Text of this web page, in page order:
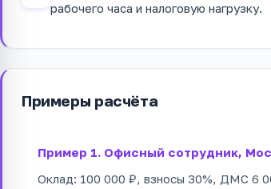
рабочего часа и налоговую нагрузку.
Примеры расчёта
Пример 1. Офисный сотрудник,
Оклад: 100 000 ₽, взносы 30%, ДМС 6